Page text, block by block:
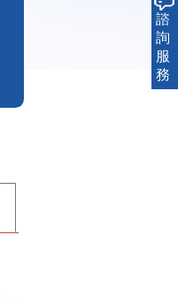
諮
詢
服
務